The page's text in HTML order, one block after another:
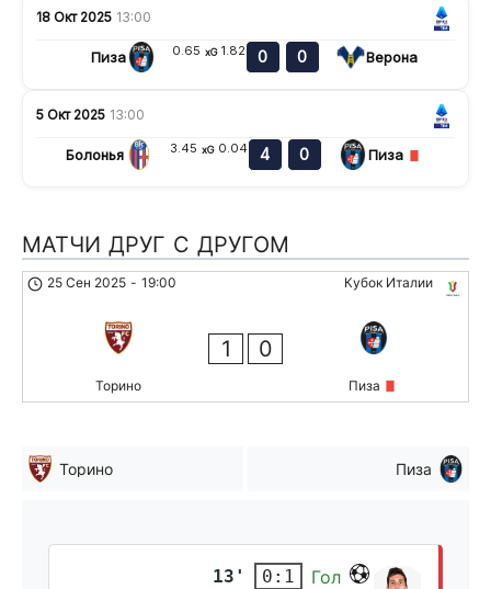
18 Окт 2025 13:00
Пиза 0.65 xG 1.82 0 0 Верона
5 Окт 2025 13:00
Болонья 3.45 xG 0.04 4 0 Пиза
МАТЧИ ДРУГ С ДРУГОМ
Кубок Италии
25 Сен 2025 - 19:00
Торино
1 0
Пиза
Торино Пиза
13' 0:1
Гол